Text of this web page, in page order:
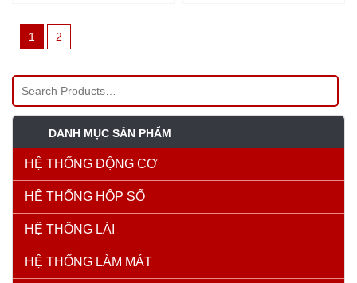
1 2
DANH MỤC SẢN PHẨM
HỆ THỐNG ĐỘNG CƠ
HỆ THỐNG HỘP SỐ
HỆ THỐNG LÁI
HỆ THỐNG LÀM MÁT